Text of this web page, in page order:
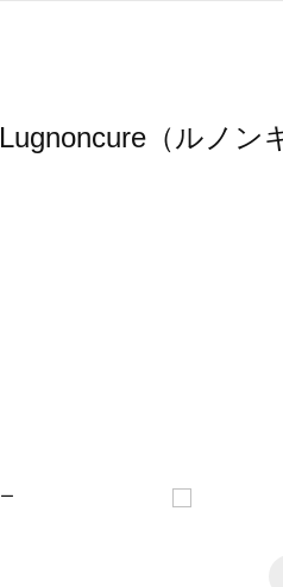
Lugnoncure（ルノ